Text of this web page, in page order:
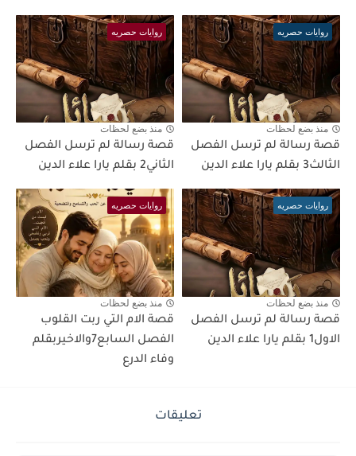
روايات حصريه
منذ بضع لحظات
قصة رسالة لم ترسل الفصل
الثالث3 بقلم يارا علاء الدين
روايات حصريه
منذ بضع لحظات
قصة رسالة لم ترسل الفصل
الثاني2 بقلم يارا علاء الدين
روايات حصريه
منذ بضع لحظات
قصة رسالة لم ترسل الفصل
الاول1 بقلم يارا علاء الدين
روايات حصريه
منذ بضع لحظات
قصة الام التي ربت القلوب
الفصل السابع7والاخيربقلم
وفاء الدرع
تعليقات